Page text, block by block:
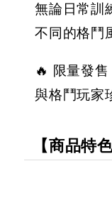
無論日常訓
不同的格鬥
🔥 限量發
與格鬥玩家
【商品特色